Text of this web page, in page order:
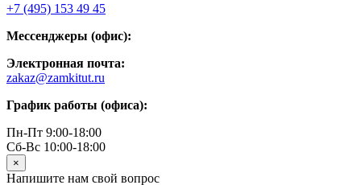
+7 (495) 153 49 45
Мессенджеры (офис):
Электронная почта:
zakaz@zamkitut.ru
График работы (офиса):
Пн-Пт 9:00-18:00
Сб-Вс 10:00-18:00
×
Напишите нам свой вопрос